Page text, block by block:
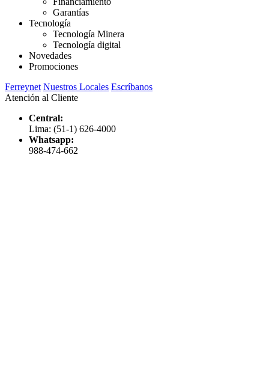
Garantías
Tecnología
Tecnología Minera
Tecnología digital
Novedades
Promociones
Ferreynet Nuestros Locales Escríbanos
Atención al Cliente
Central:
Lima: (51-1) 626-4000
Whatsapp:
988-474-662